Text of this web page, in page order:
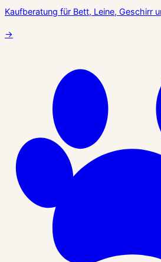
Kaufberatung für Bett, Leine, Geschirr
→